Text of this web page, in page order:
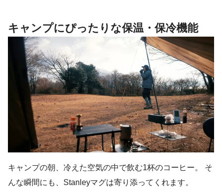
キャンプにぴったりな保温・保冷機能
キャンプの朝、冷えた空気の中で飲む1杯のコーヒー。 そ
んな瞬間にも、Stanleyマグは寄り添ってくれます。